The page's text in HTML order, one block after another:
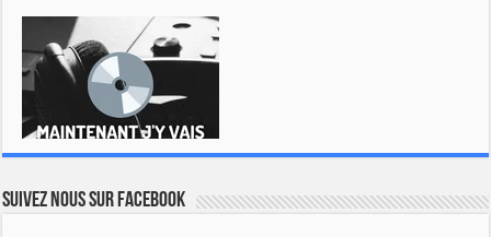
Suivez nous sur Facebook